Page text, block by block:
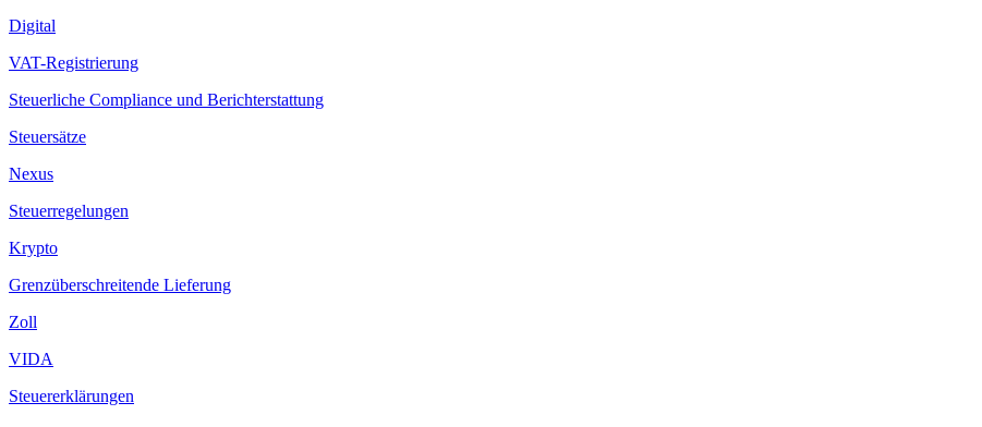
Digital
VAT-Registrierung
Steuerliche Compliance und Berichterstattung
Steuersätze
Nexus
Steuerregelungen
Krypto
Grenzüberschreitende Lieferung
Zoll
VIDA
Steuererklärungen